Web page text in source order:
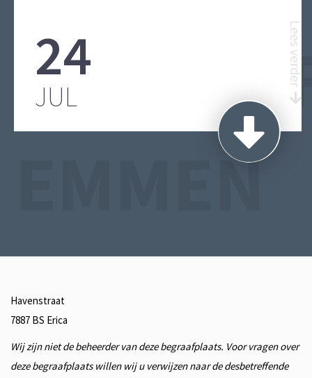
24
JUL
Lees verder
EMMEN
Havenstraat
7887 BS Erica
Wij zijn niet de beheerder van deze begraafplaats. Voor vragen over
deze begraafplaats willen wij u verwijzen naar de desbetreffende